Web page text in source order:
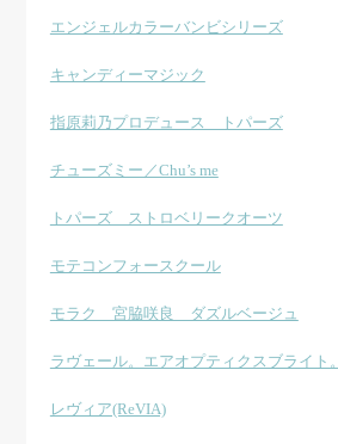
エンジェルカラーバンビシリーズ
キャンディーマジック
指原莉乃プロデュース トパーズ
チューズミー／Chu’s me
トパーズ ストロベリークオーツ
モテコンフォースクール
モラク 宮脇咲良 ダズルベージュ
ラヴェール。エアオプティクスブライト。
レヴィア(ReVIA)